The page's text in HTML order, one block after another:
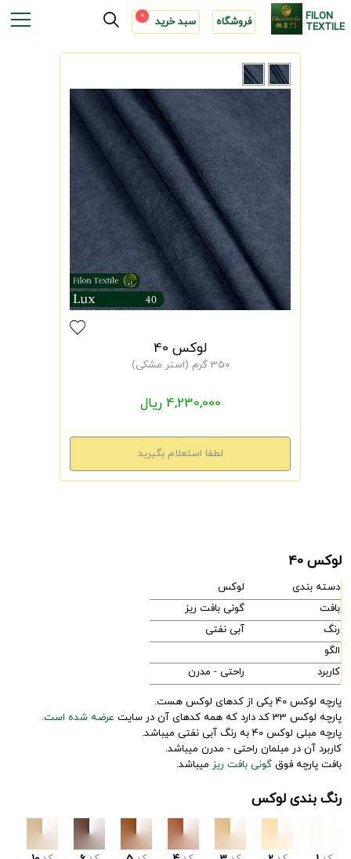
FILON
TEXTILE فروشگاه سبد خرید 0
لوکس 40
350 گرم (استر مشکی)
4,230,000 ریال
لوکس 40
دسته بندی
لوکس
بافت
گونی بافت ریز
رنگ
آبی نفتی
الگو
کاربرد
راحتی - مدرن
پارچه لوکس 40 یکی از کدهای لوکس هست.
پارچه لوکس 33 کد دارد که همه کدهای آن در سایت
عرضه شده است.
پارچه مبلی لوکس 40 به رنگ آبی نفتی میباشد.
کاربرد آن در مبلمان راحتی - مدرن میباشد.
بافت پارچه فوق گونی بافت ریز میباشد.
رنگ بندی لوکس